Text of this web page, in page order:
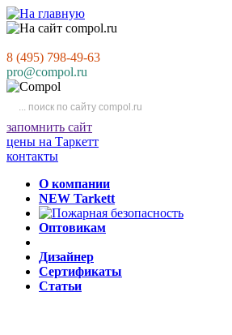
8 (495) 798-49-63
pro@compol.ru
запомнить сайт
цены на Таркетт
контакты
О компании
NEW Tarkett
Оптовикам
Дизайнер
Сертификаты
Статьи